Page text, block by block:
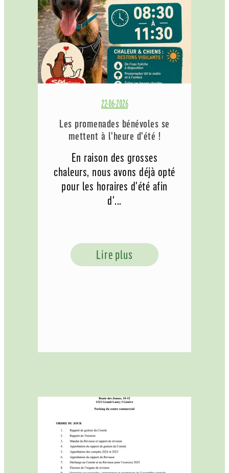
22-06-2026
Les promenades bénévoles se
mettent à l'heure d'été !
En raison des grosses
chaleurs, nous avons déjà opté
pour les horaires d'été afin
d'...
Lire plus